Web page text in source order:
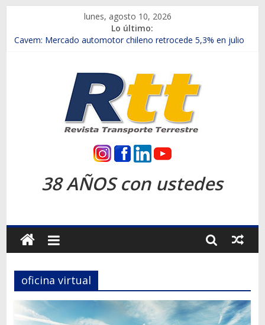
contenido
lunes, agosto 10, 2026
Lo último:
Chile es el primer mercado internacional en lanzar la nueva
Salfa suma vehículos electrificados de Chevrolet en el Biobío
Samex amplía su red con nuevas sucursales en Rancagua y
SINOTRUK Pick-ups presentó la recién estrenada Bolden en
la Expo Compras Públicas 2026
Revista
Transporte
Terrestre
Autos,
camiones,
motos,
información
38 AÑOS con ustedes
oficina virtual